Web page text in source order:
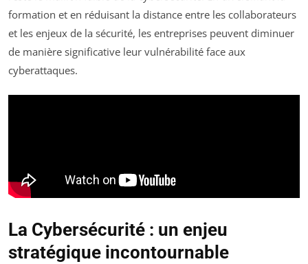
formation et en réduisant la distance entre les collaborateurs
et les enjeux de la sécurité, les entreprises peuvent diminuer
de manière significative leur vulnérabilité face aux
cyberattaques.
La Cybersécurité : un enjeu
stratégique incontournable